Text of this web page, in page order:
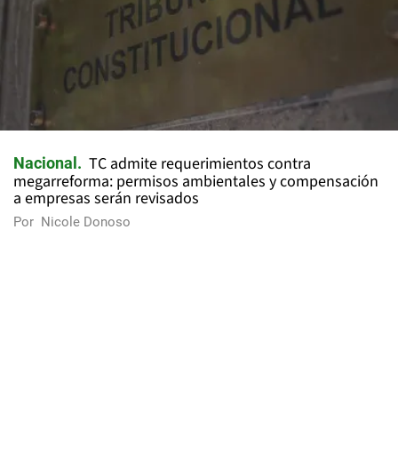
Nacional
TC admite requerimientos contra
megarreforma: permisos ambientales y compensación
a empresas serán revisados
Por Nicole Donoso